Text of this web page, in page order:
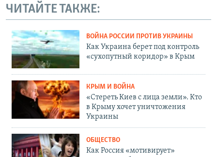
ЧИТАЙТЕ ТАКЖЕ:
ВОЙНА РОССИИ ПРОТИВ УКРАИНЫ
Как Украина берет под контроль
«сухопутный коридор» в Крым
КРЫМ И ВОЙНА
«Стереть Киев с лица земли». Кто
в Крыму хочет уничтожения
Украины
ОБЩЕСТВО
Как Россия «мотивирует»